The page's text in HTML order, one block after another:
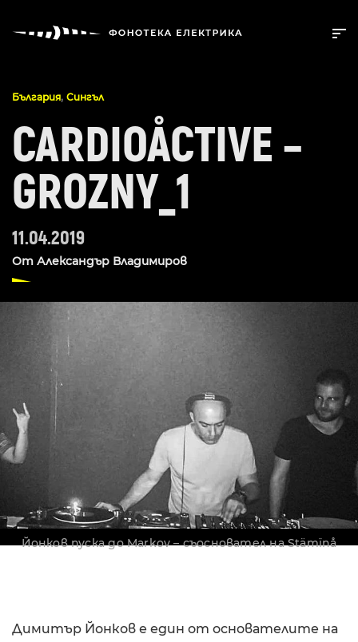
България, Сингъл
CARDIOÅCTIVE –
GROZNY_1
11.04.2019
От Александър Владимиров
Йонков пуска до Markov – съосновател на Stämïnå
Димитър Йонков е един от основателите на